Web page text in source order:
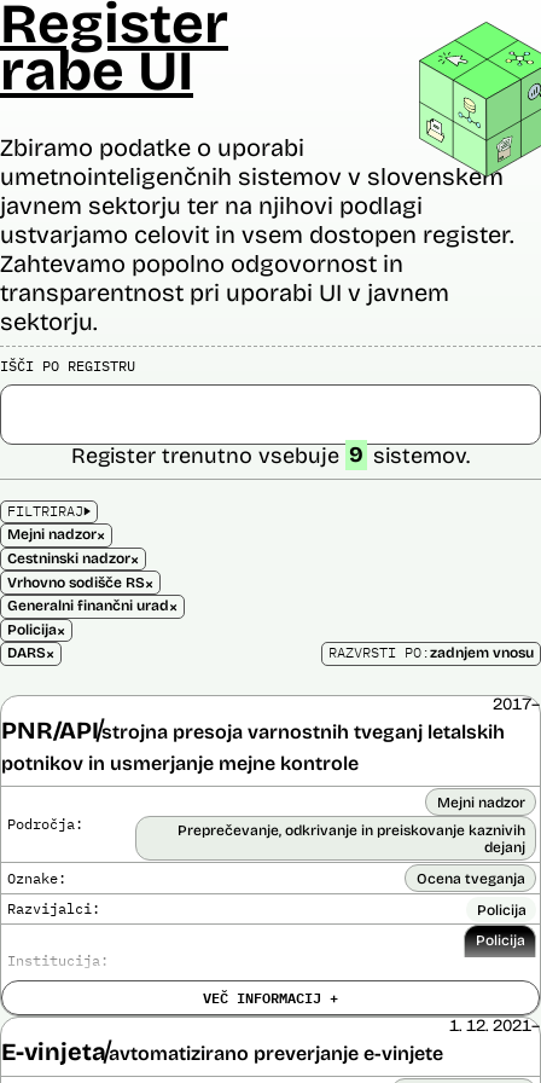
Register
rabe UI
Zbiramo podatke o uporabi
umetnointeligenčnih sistemov v slovenskem
javnem sektorju ter na njihovi podlagi
ustvarjamo celovit in vsem dostopen register.
Zahtevamo popolno odgovornost in
transparentnost pri uporabi UI v javnem
sektorju.
IŠČI PO REGISTRU
FILTRIRAJ
Mejni nadzor×
Cestninski nadzor×
Vrhovno sodišče RS×
Generalni finančni urad×
Policija×
DARS×
Register trenutno vsebuje 9 sistemov.
RAZVRSTI PO:zadnjem vnosu
PNR/APIstrojna presoja varnostnih tveganj letalskih
potnikov in usmerjanje mejne kontrole
2017–
Področja:
Mejni nadzor
Preprečevanje, odkrivanje in preiskovanje kaznivih
dejanj
Oznake: Ocena tveganja
Razvijalci: Policija
Institucija:
Policija
Cena: Neznana ?
Analiza učinka na človekove pravice
opravljena:
VEČ INFORMACIJ +
E-vinjetaavtomatizirano preverjanje e-vinjete
1. 12. 2021–